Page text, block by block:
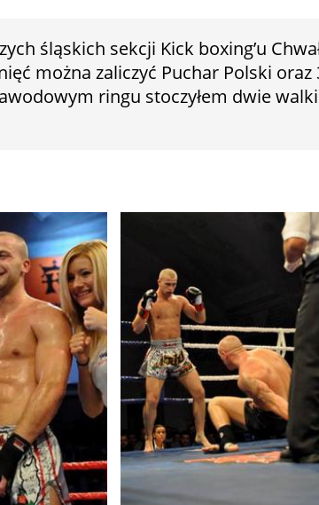
śląskich sekcji Kick boxing’u
można zaliczyć Puchar Polski oraz
ringu stoczyłem dwie